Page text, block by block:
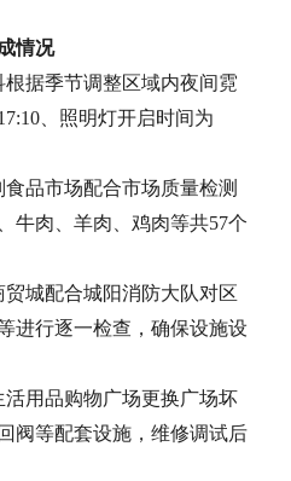
情况
根据季节调整区域内夜间霓
、照明灯开启时间为
食品市场配合市场质量检测
牛肉、羊肉、鸡肉等共57个
贸城配合城阳消防大队对区
进行逐一检查，确保设施设
活用品购物广场更换广场坏
阀等配套设施，维修调试后